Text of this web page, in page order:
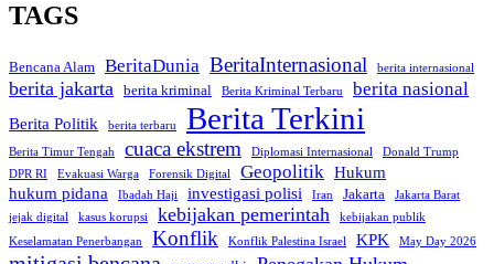
TAGS
Bencana Alam BeritaDunia BeritaInternasional berita internasional
berita jakarta berita kriminal Berita Kriminal Terbaru berita nasional
Berita Politik berita terbaru Berita Terkini
Berita Timur Tengah cuaca ekstrem Diplomasi Internasional
Donald Trump
DPR RI
Evakuasi Warga Forensik Digital Geopolitik Hukum
hukum pidana
Ibadah Haji investigasi polisi Iran Jakarta
Jakarta Barat
jejak digital
kasus korupsi kebijakan pemerintah
kebijakan publik
Keselamatan Penerbangan
Konflik Konflik Palestina Israel KPK May Day 2026